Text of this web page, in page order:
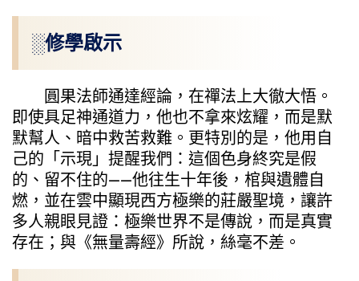
░修學啟示
圓果法師通達經論，在禪法上大徹大悟。
即使具足神通道力，他也不拿來炫耀，而是默
默幫人、暗中救苦救難。更特別的是，他用自
己的「示現」提醒我們：這個色身終究是假
的、留不住的——他往生十年後，棺與遺體自
燃，並在雲中顯現西方極樂的莊嚴聖境，讓許
多人親眼見證：極樂世界不是傳說，而是真實
存在；與《無量壽經》所說，絲毫不差。